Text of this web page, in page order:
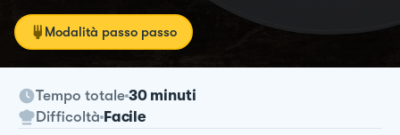
Modalità passo passo
Tempo totale 30 minuti
Difficoltà Facile